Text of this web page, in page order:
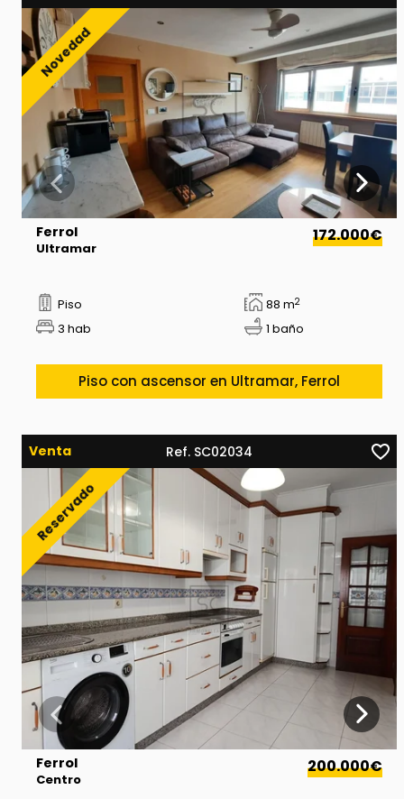
Ferrol
Ultramar
172.000€
Piso 88 m2
3 hab 1 baño
Piso con ascensor en Ultramar, Ferrol
Venta Ref. SC02034
Ferrol
Centro
200.000€